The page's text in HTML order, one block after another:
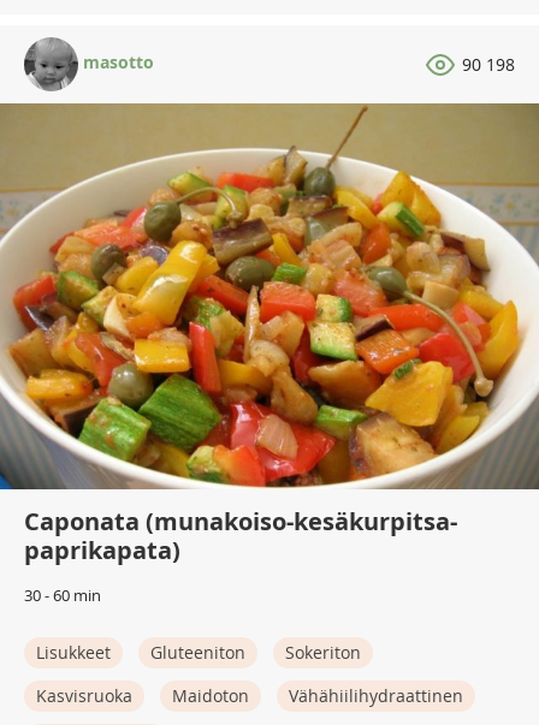
masotto 90 198
Caponata (munakoiso-kesäkurpitsa-
paprikapata)
30 - 60 min
Lisukkeet Gluteeniton
Sokeriton
Kasvisruoka
Maidoton
Vähähiilihydraattinen